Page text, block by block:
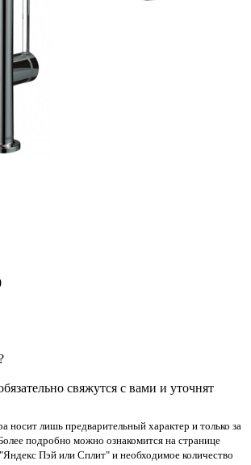
свяжутся с вами и уточнят
носит лишь предварительный характер и только за
подробно можно ознакомится на странице
Пэй или Сплит" и необходимое количество